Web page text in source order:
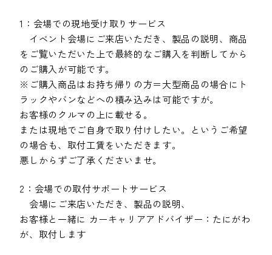
1：会場での現地受け取りサービス
イベント会場にご来店いただき、製品の説明、商品
をご覧いただいた上で最終的なご購入を判断してから
のご購入が可能です。
※ご購入商品はお持ち帰りの方＝大型商品の場合にト
ラックやバンなどへの積み込みは可能ですが。
お客様のクルマの上に載せる。
または現地でご自身で取り付けしたい。というご希望
の場合も、取付工賃をいただきます。
悪しからずご了承くださいませ。
2：会場での取付サポートサービス
会場にご来店いただき、製品の説明、
お客様と一緒に カーキャリアアドバイザー：たにがわ
が、取付します